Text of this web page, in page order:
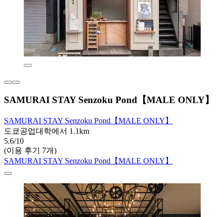
SAMURAI STAY Senzoku Pond【MALE ONLY】
SAMURAI STAY Senzoku Pond【MALE ONLY】
도쿄공업대학에서 1.1km
5.6/10
(이용 후기 7개)
SAMURAI STAY Senzoku Pond【MALE ONLY】